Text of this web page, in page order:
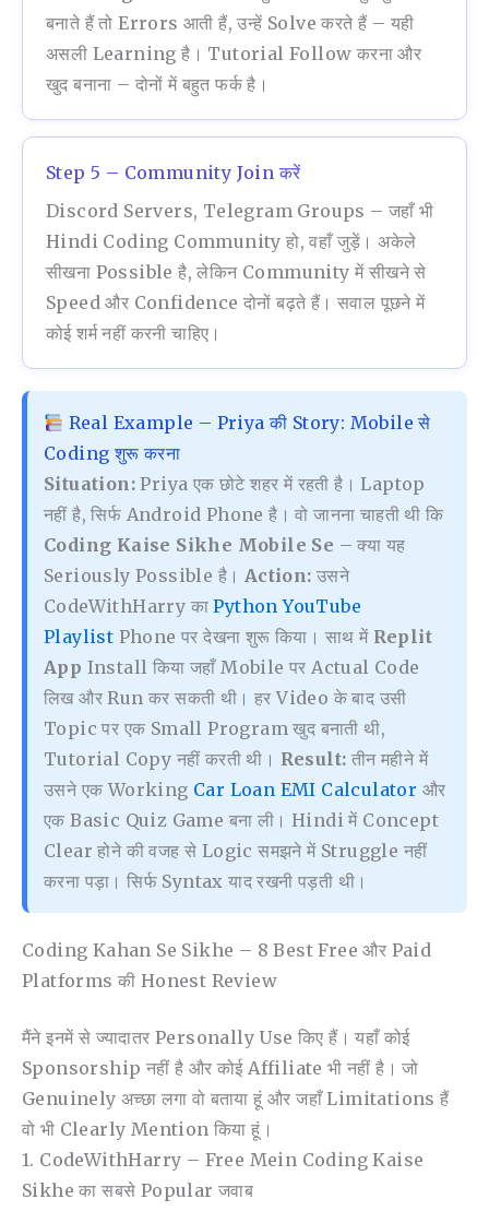
बनाते हैं तो Errors आती हैं, उन्हें Solve करते हैं – यही
असली Learning है। Tutorial Follow करना और
खुद बनाना – दोनों में बहुत फर्क है।
Step 5 – Community Join करें
Discord Servers, Telegram Groups – जहाँ भी
Hindi Coding Community हो, वहाँ जुड़ें। अकेले
सीखना Possible है, लेकिन Community में सीखने से
Speed और Confidence दोनों बढ़ते हैं। सवाल पूछने में
कोई शर्म नहीं करनी चाहिए।
Real Example – Priya की Story: Mobile से
Coding शुरू करना
Situation: Priya एक छोटे शहर में रहती है। Laptop
नहीं है, सिर्फ Android Phone है। वो जानना चाहती थी कि
Coding Kaise Sikhe Mobile Se – क्या यह
Seriously Possible है। Action: उसने
CodeWithHarry काPython YouTube
Playlist Phone पर देखना शुरू किया। साथ में Replit
App Install किया जहाँ Mobile पर Actual Code
लिख और Run कर सकती थी। हर Video के बाद उसी
Topic पर एक Small Program खुद बनाती थी,
Tutorial Copy नहीं करती थी। Result: तीन महीने में
उसने एक Working Car Loan EMI Calculator और
एक Basic Quiz Game बना ली। Hindi में Concept
Clear होने की वजह से Logic समझने में Struggle नहीं
करना पड़ा। सिर्फ Syntax याद रखनी पड़ती थी।
Coding Kahan Se Sikhe – 8 Best Free और Paid
Platforms की Honest Review
मैंने इनमें से ज्यादातर Personally Use किए हैं। यहाँ कोई
Sponsorship नहीं है और कोई Affiliate भी नहीं है। जो
Genuinely अच्छा लगा वो बताया हूं और जहाँ Limitations हैं
वो भी Clearly Mention किया हूं।
1. CodeWithHarry – Free Mein Coding Kaise
Sikhe का सबसे Popular जवाब